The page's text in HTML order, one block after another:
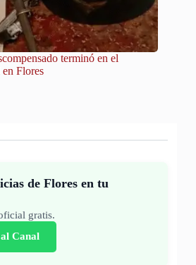
terminó en el
Flores
de Flores en tu
gratis.
Canal